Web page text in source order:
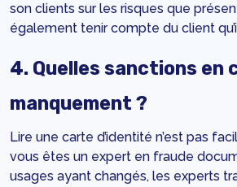
son clients sur les risques que
également tenir compte du client
4. Quelles sanctions en
manquement ?
Lire une carte d’identité n’est pas
vous êtes un expert en fraude
usages ayant changés, les experts